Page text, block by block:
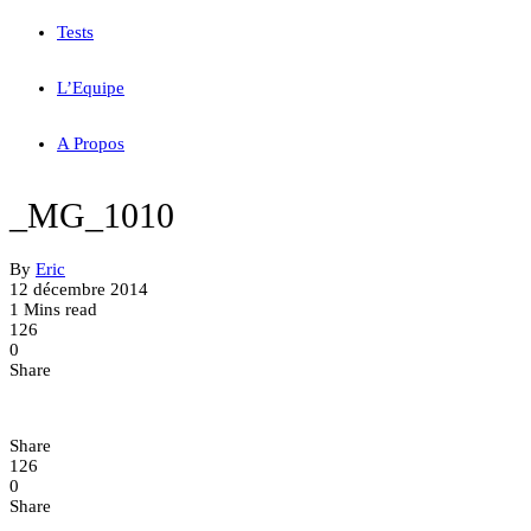
Tests
L’Equipe
A Propos
_MG_1010
By Eric
12 décembre 2014
1 Mins read
126
0
Share
Share
126
0
Share